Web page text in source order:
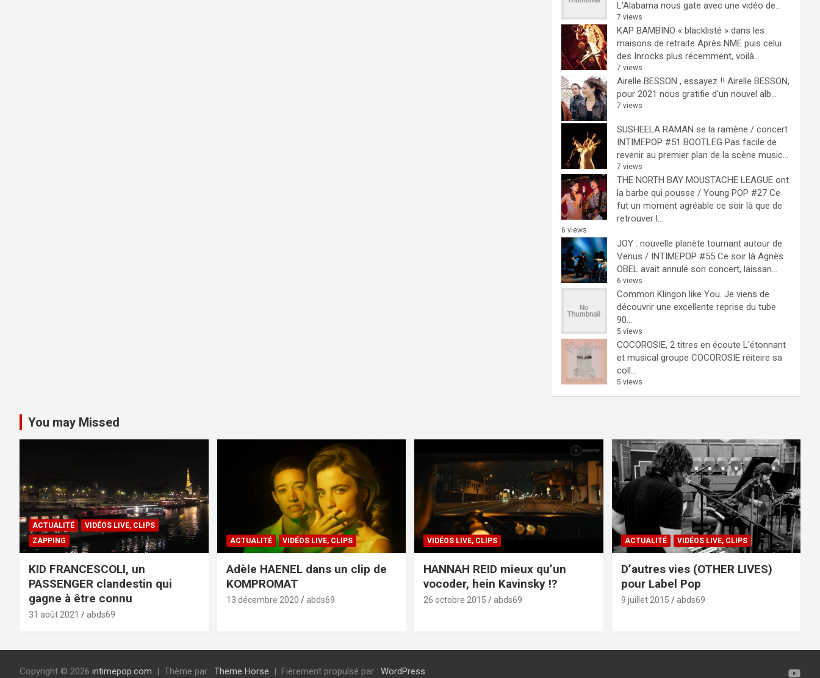
L'Alabama nous gate avec une vidéo de...
7 views
KAP BAMBINO « blacklisté » dans les
maisons de retraite Après NME puis celui
des Inrocks plus récemment, voilà...
7 views
Airelle BESSON , essayez !! Airelle BESSON,
pour 2021 nous gratifie d'un nouvel alb...
7 views
SUSHEELA RAMAN se la ramène / concert
INTIMEPOP #51 BOOTLEG Pas facile de
revenir au premier plan de la scène music...
7 views
THE NORTH BAY MOUSTACHE LEAGUE ont
la barbe qui pousse / Young POP #27 Ce
fut un moment agréable ce soir là que de
retrouver l...
6 views
JOY : nouvelle planète tournant autour de
Venus / INTIMEPOP #55 Ce soir là Agnès
OBEL avait annulé son concert, laissan...
6 views
Common Klingon like You. Je viens de
découvrir une excellente reprise du tube
90...
5 views
COCOROSIE, 2 titres en écoute L'étonnant
et musical groupe COCOROSIE réiteire sa
coll...
5 views
You may Missed
ACTUALITÉ
VIDÉOS LIVE, CLIPS
ZAPPING
KID FRANCESCOLI, un
PASSENGER clandestin qui
gagne à être connu
31 août 2021 abds69
ACTUALITÉ VIDÉOS LIVE, CLIPS
Adèle HAENEL dans un clip de
KOMPROMAT
13 décembre 2020 abds69
VIDÉOS LIVE, CLIPS
HANNAH REID mieux qu’un
vocoder, hein Kavinsky !?
26 octobre 2015 abds69
ACTUALITÉ VIDÉOS LIVE, CLIPS
D’autres vies (OTHER LIVES)
pour Label Pop
9 juillet 2015 abds69
Copyright © 2026 intimepop.com Thème par : Theme Horse Fièrement propulsé par : WordPress